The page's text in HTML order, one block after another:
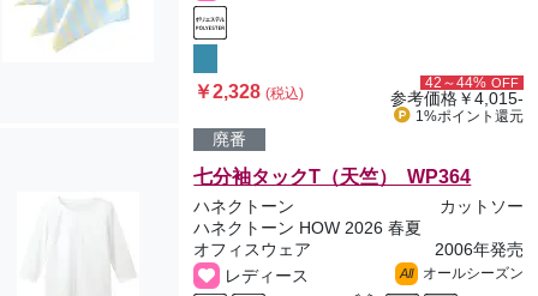
￥2,328(税込)
42～44% OFF
参考価格￥4,015-
1%ポイント 還元
廃番
七分袖タックT（天竺） WP364
ハネクトーン
カットソー
ハネクトーン HOW 2026 春夏
オフィスウェア
2006年発売
レディース
All オールシーズン